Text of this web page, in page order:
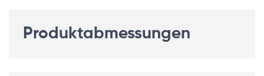
Produktabmessungen